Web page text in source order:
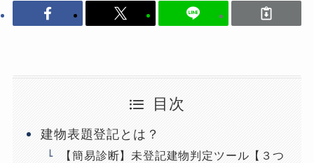
目次
建物表題登記とは？
【簡易診断】未登記建物判定ツール【３つ